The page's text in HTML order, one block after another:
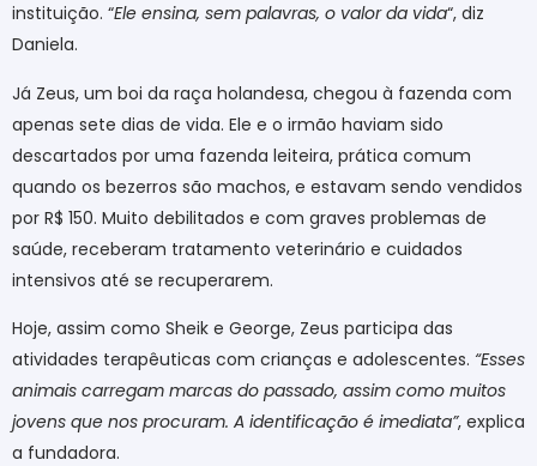
instituição. “Ele ensina, sem palavras, o valor da vida“, diz
Daniela.
Já Zeus, um boi da raça holandesa, chegou à fazenda com
apenas sete dias de vida. Ele e o irmão haviam sido
descartados por uma fazenda leiteira, prática comum
quando os bezerros são machos, e estavam sendo vendidos
por R$ 150. Muito debilitados e com graves problemas de
saúde, receberam tratamento veterinário e cuidados
intensivos até se recuperarem.
Hoje, assim como Sheik e George, Zeus participa das
atividades terapêuticas com crianças e adolescentes. “Esses
animais carregam marcas do passado, assim como muitos
jovens que nos procuram. A identificação é imediata”, explica
a fundadora.